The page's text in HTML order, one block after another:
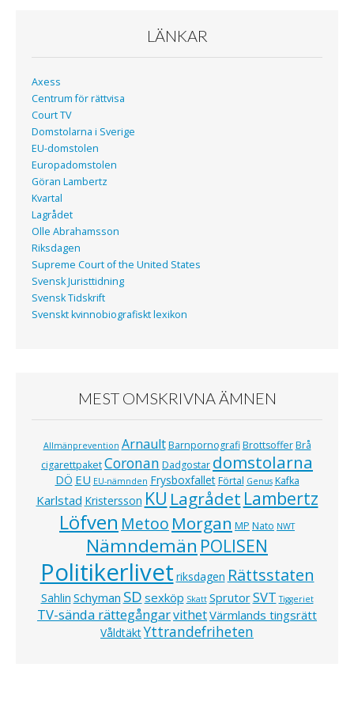
LÄNKAR
Axess
Centrum för rättvisa
Court TV
Domstolarna i Sverige
EU-domstolen
Europadomstolen
Göran Lambertz
Kvartal
Lagrådet
Olle Abrahamsson
Riksdagen
Supreme Court of the United States
Svensk Juristtidning
Svensk Tidskrift
Svenskt kvinnobiografiskt lexikon
MEST OMSKRIVNA ÄMNEN
Allmänprevention Arnault Barnpornografi Brottsoffer Brå
cigarettpaketCoronan Dadgostar domstolarna
DÖ EU EU-nämnden Frysboxfallet Förtal Genus Kafka
Karlstad Kristersson KU Lagrådet Lambertz
Löfven Metoo Morgan MP Nato NWT
Nämndemän POLISEN
Politikerlivet riksdagen Rättsstaten
Sahlin Schyman SD sexköp Skatt SprutorSVT Tiggeriet
TV-sända rättegångarvithetVärmlands tingsrätt
VåldtäktYttrandefriheten